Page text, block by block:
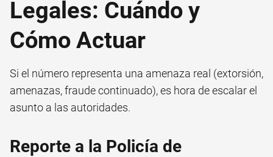
Legales: Cuándo y
Cómo Actuar
Si el número representa una amenaza real (extorsión,
amenazas, fraude continuado), es hora de escalar el
asunto a las autoridades.
Reporte a la Policía de